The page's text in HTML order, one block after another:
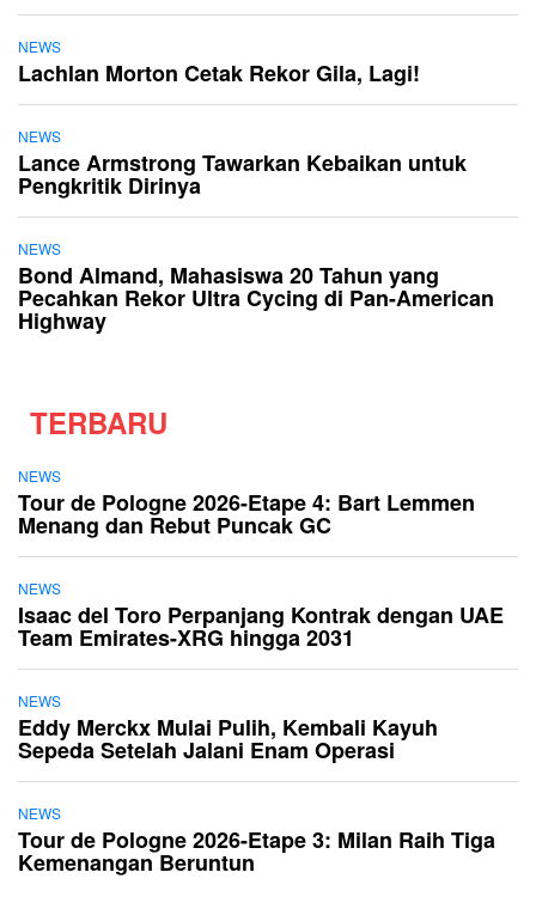
NEWS
Lachlan Morton Cetak Rekor Gila, Lagi!
NEWS
Lance Armstrong Tawarkan Kebaikan untuk
Pengkritik Dirinya
NEWS
Bond Almand, Mahasiswa 20 Tahun yang
Pecahkan Rekor Ultra Cycing di Pan-American
Highway
TERBARU
NEWS
Tour de Pologne 2026-Etape 4: Bart Lemmen
Menang dan Rebut Puncak GC
NEWS
Isaac del Toro Perpanjang Kontrak dengan UAE
Team Emirates-XRG hingga 2031
NEWS
Eddy Merckx Mulai Pulih, Kembali Kayuh
Sepeda Setelah Jalani Enam Operasi
NEWS
Tour de Pologne 2026-Etape 3: Milan Raih Tiga
Kemenangan Beruntun